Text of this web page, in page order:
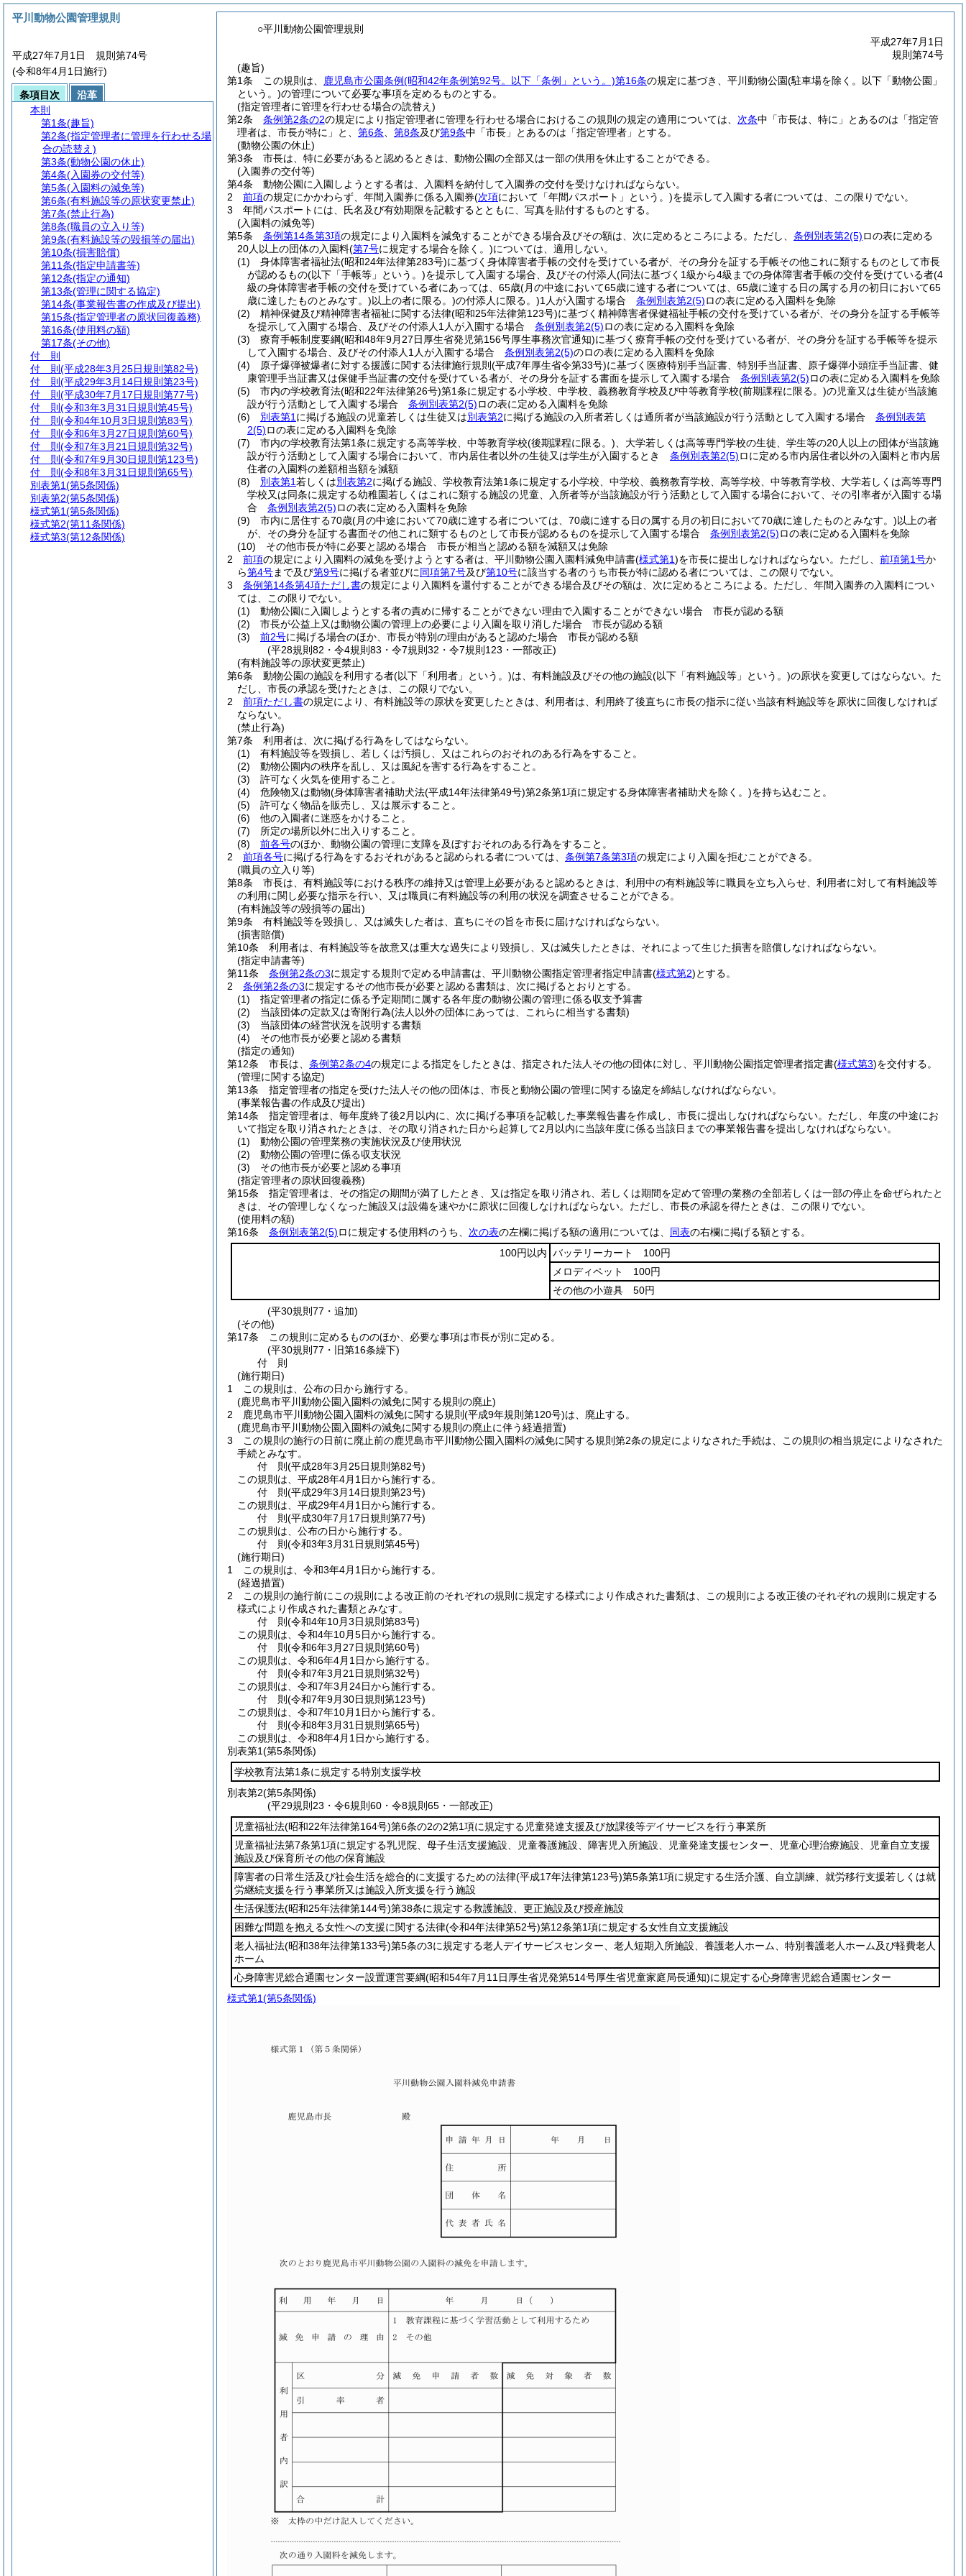
○平川動物公園管理規則
平成27年7月1日
規則第74号
(趣旨)
第1条
この規則は、 鹿児島市公園条例(昭和42年条例第92号。以下「条例」という。)第16条の規定に基づき、平川動物公園(駐車場を除く。以下「動物公園」
という。)の管理について必要な事項を定めるものとする。
(指定管理者に管理を行わせる場合の読替え)
第2条
条例第2条の2の規定により指定管理者に管理を行わせる場合におけるこの規則の規定の適用については、 次条中「市長は、特に」とあるのは「指定管
理者は、市長が特に」と、 第6条 第8条及び第9条中「市長」とあるのは「指定管理者」とする。
(動物公園の休止)
第3条
市長は、特に必要があると認めるときは、動物公園の全部又は一部の供用を休止することができる。
(入園券の交付等)
第4条
動物公園に入園しようとする者は、入園料を納付して入園券の交付を受けなければならない。
2
前項の規定にかかわらず、年間入園券に係る入園券(次項において「年間パスポート」という。)を提示して入園する者については、この限りでない。
3
年間パスポートには、氏名及び有効期限を記載するとともに、写真を貼付するものとする。
(入園料の減免等)
第5条
条例第14条第3項の規定により入園料を減免することができる場合及びその額は、次に定めるところによる。 ただし、 条例別表第2(5)ロの表に定める
20人以上の団体の入園料(第7号に規定する場合を除く。)については、適用しない。
(1)
身体障害者福祉法(昭和24年法律第283号)に基づく身体障害者手帳の交付を受けている者が、その身分を証する手帳その他これに類するものとして市長
が認めるもの(以下「手帳等」という。)を提示して入園する場合、及びその付添人(同法に基づく1級から4級までの身体障害者手帳の交付を受けている者(4
級の身体障害者手帳の交付を受けている者にあっては、65歳(月の中途において65歳に達する者については、65歳に達する日の属する月の初日において65
歳に達したものとみなす。)以上の者に限る。)の付添人に限る。)1人が入園する場合 条例別表第2(5)ロの表に定める入園料を免除
(2)
精神保健及び精神障害者福祉に関する法律(昭和25年法律第123号)に基づく精神障害者保健福祉手帳の交付を受けている者が、その身分を証する手帳等
を提示して入園する場合、及びその付添人1人が入園する場合 条例別表第2(5)ロの表に定める入園料を免除
(3)
療育手帳制度要綱(昭和48年9月27日厚生省発児第156号厚生事務次官通知)に基づく療育手帳の交付を受けている者が、その身分を証する手帳等を提示
して入園する場合、及びその付添人1人が入園する場合 条例別表第2(5)のロの表に定める入園料を免除
(4)
原子爆弾被爆者に対する援護に関する法律施行規則 (平成7年厚生省令第33号)に基づく医療特別手当証書、特別手当証書、原子爆弾小頭症手当証書、健
康管理手当証書又は保健手当証書の交付を受けている者が、その身分を証する書面を提示して入園する場合 条例別表第2(5)ロの表に定める入園料を免除
(5)
市内の学校教育法(昭和22年法律第26号)第1条に規定する小学校、中学校、義務教育学校及び中等教育学校(前期課程に限る。)の児童又は生徒が当該施
設が行う活動として入園する場合 条例別表第2(5)ロの表に定める入園料を免除
(6)
別表第1 に掲げる施設の児童若しくは生徒又は別表第2に掲げる施設の入所者若しくは通所者が当該施設が行う活動として入園する場合 条例別表第
2(5)ロの表に定める入園料を免除
(7)
市内の学校教育法第1条に規定する高等学校、中等教育学校(後期課程に限る。) 、大学若しくは高等専門学校の生徒、学生等の20人以上の団体が当該施
設が行う活動として入園する場合において、市内居住者以外の生徒又は学生が入園するとき 条例別表第2(5)ロに定める市内居住者以外の入園料と市内居
住者の入園料の差額相当額を減額
(8)
別表第1若しくは別表第2に掲げる施設、学校教育法第1条に規定する小学校、中学校、義務教育学校、高等学校、中等教育学校、大学若しくは高等専門
学校又は同条に規定する幼稚園若しくはこれに類する施設の児童、入所者等が当該施設が行う活動として入園する場合において、その引率者が入園する場
合 条例別表第2(5)ロの表に定める入園料を免除
(9)
市内に居住する70歳(月の中途において70歳に達する者については、70歳に達する日の属する月の初日において70歳に達したものとみなす。)以上の者
が、その身分を証する書面その他これに類するものとして市長が認めるものを提示して入園する場合 条例別表第2(5)ロの表に定める入園料を免除
(10)
その他市長が特に必要と認める場合 市長が相当と認める額を減額又は免除
2
前項の規定により入園料の減免を受けようとする者は、平川動物公園入園料減免申請書(様式第1)を市長に提出しなければならない。 ただし、 前項第1号か
ら第4号まで及び第9号に掲げる者並びに同項第7号及び第10号に該当する者のうち市長が特に認める者については、この限りでない。
3
条例第14条第4項ただし書の規定により入園料を還付することができる場合及びその額は、次に定めるところによる。 ただし、年間入園券の入園料につい
ては、この限りでない。
(1)
動物公園に入園しようとする者の責めに帰することができない理由で入園することができない場合 市長が認める額
(2)
市長が公益上又は動物公園の管理上の必要により入園を取り消した場合 市長が認める額
(3)
前2号に掲げる場合のほか、市長が特別の理由があると認めた場合 市長が認める額
(平28規則82・令4規則83・令7規則32・令7規則123・一部改正)
(有料施設等の原状変更禁止)
第6条
動物公園の施設を利用する者(以下「利用者」という。)は、有料施設及びその他の施設(以下「有料施設等」という。)の原状を変更してはならない。 た
だし、市長の承認を受けたときは、この限りでない。
2
前項ただし書の規定により、有料施設等の原状を変更したときは、利用者は、利用終了後直ちに市長の指示に従い当該有料施設等を原状に回復しなければ
ならない。
(禁止行為)
第7条
利用者は、次に掲げる行為をしてはならない。
(1)
有料施設等を毀損し、若しくは汚損し、又はこれらのおそれのある行為をすること。
(2)
動物公園内の秩序を乱し、又は風紀を害する行為をすること。
(3)
許可なく火気を使用すること。
(4)
危険物又は動物(身体障害者補助犬法(平成14年法律第49号)第2条第1項に規定する身体障害者補助犬を除く。)を持ち込むこと。
(5)
許可なく物品を販売し、又は展示すること。
(6)
他の入園者に迷惑をかけること。
(7)
所定の場所以外に出入りすること。
(8)
前各号のほか、動物公園の管理に支障を及ぼすおそれのある行為をすること。
2
前項各号に掲げる行為をするおそれがあると認められる者については、 条例第7条第3項の規定により入園を拒むことができる。
(職員の立入り等)
第8条
市長は、有料施設等における秩序の維持又は管理上必要があると認めるときは、利用中の有料施設等に職員を立ち入らせ、利用者に対して有料施設等
の利用に関し必要な指示を行い、又は職員に有料施設等の利用の状況を調査させることができる。
(有料施設等の毀損等の届出)
第9条
有料施設等を毀損し、又は滅失した者は、直ちにその旨を市長に届けなければならない。
(損害賠償)
第10条
利用者は、有料施設等を故意又は重大な過失により毀損し、又は滅失したときは、それによって生じた損害を賠償しなければならない。
(指定申請書等)
第11条
条例第2条の3に規定する規則で定める申請書は、平川動物公園指定管理者指定申請書(様式第2)とする。
2
条例第2条の3に規定するその他市長が必要と認める書類は、次に掲げるとおりとする。
(1)
指定管理者の指定に係る予定期間に属する各年度の動物公園の管理に係る収支予算書
(2)
当該団体の定款又は寄附行為(法人以外の団体にあっては、これらに相当する書類)
(3)
当該団体の経営状況を説明する書類
(4)
その他市長が必要と認める書類
(指定の通知)
第12条
市長は、 条例第2条の4の規定による指定をしたときは、指定された法人その他の団体に対し、平川動物公園指定管理者指定書(様式第3)を交付する。
(管理に関する協定)
第13条
指定管理者の指定を受けた法人その他の団体は、市長と動物公園の管理に関する協定を締結しなければならない。
(事業報告書の作成及び提出)
第14条
指定管理者は、毎年度終了後2月以内に、次に掲げる事項を記載した事業報告書を作成し、市長に提出しなければならない。 ただし、年度の中途にお
いて指定を取り消されたときは、その取り消された日から起算して2月以内に当該年度に係る当該日までの事業報告書を提出しなければならない。
(1)
動物公園の管理業務の実施状況及び使用状況
(2)
動物公園の管理に係る収支状況
(3)
その他市長が必要と認める事項
(指定管理者の原状回復義務)
第15条
指定管理者は、その指定の期間が満了したとき、又は指定を取り消され、若しくは期間を定めて管理の業務の全部若しくは一部の停止を命ぜられたと
きは、その管理しなくなった施設又は設備を速やかに原状に回復しなければならない。 ただし、市長の承認を得たときは、この限りでない。
(使用料の額)
第16条
条例別表第2(5)ロに規定する使用料のうち、 次の表の左欄に掲げる額の適用については、 同表の右欄に掲げる額とする。
100円以内 バッテリーカート 100円
メロディペット 100円
その他の小遊具 50円
(平30規則77・追加)
(その他)
第17条
この規則に定めるもののほか、必要な事項は市長が別に定める。
(平30規則77・旧第16条繰下)
付 則
(施行期日)
1
この規則は、公布の日から施行する。
(鹿児島市平川動物公園入園料の減免に関する規則の廃止)
2
鹿児島市平川動物公園入園料の減免に関する規則 (平成9年規則第120号)は、廃止する。
(鹿児島市平川動物公園入園料の減免に関する規則の廃止に伴う経過措置)
3
この規則の施行の日前に廃止前の鹿児島市平川動物公園入園料の減免に関する規則第2条の規定によりなされた手続は、この規則の相当規定によりなされた
手続とみなす。
付 則(平成28年3月25日規則第82号)
この規則は、平成28年4月1日から施行する。
付 則(平成29年3月14日規則第23号)
この規則は、平成29年4月1日から施行する。
付 則(平成30年7月17日規則第77号)
この規則は、公布の日から施行する。
付 則(令和3年3月31日規則第45号)
(施行期日)
1
この規則は、令和3年4月1日から施行する。
(経過措置)
2
この規則の施行前にこの規則による改正前のそれぞれの規則に規定する様式により作成された書類は、この規則による改正後のそれぞれの規則に規定する
様式により作成された書類とみなす。
付 則(令和4年10月3日規則第83号)
この規則は、令和4年10月5日から施行する。
付 則(令和6年3月27日規則第60号)
この規則は、令和6年4月1日から施行する。
付 則(令和7年3月21日規則第32号)
この規則は、令和7年3月24日から施行する。
付 則(令和7年9月30日規則第123号)
この規則は、令和7年10月1日から施行する。
付 則(令和8年3月31日規則第65号)
この規則は、令和8年4月1日から施行する。
別表第1(第5条関係)
学校教育法第1条に規定する特別支援学校
別表第2(第5条関係)
(平29規則23・令6規則60・令8規則65・一部改正)
児童福祉法(昭和22年法律第164号)第6条の2の2第1項に規定する児童発達支援及び放課後等デイサービスを行う事業所
児童福祉法第7条第1項に規定する乳児院、母子生活支援施設、児童養護施設、障害児入所施設、児童発達支援センター、児童心理治療施設、児童自立支援
施設及び保育所その他の保育施設
障害者の日常生活及び社会生活を総合的に支援するための法律(平成17年法律第123号)第5条第1項に規定する生活介護、自立訓練、就労移行支援若しくは就
労継続支援を行う事業所又は施設入所支援を行う施設
生活保護法(昭和25年法律第144号)第38条に規定する救護施設、更正施設及び授産施設
困難な問題を抱える女性への支援に関する法律(令和4年法律第52号)第12条第1項に規定する女性自立支援施設
老人福祉法(昭和38年法律第133号)第5条の3に規定する老人デイサービスセンター、老人短期入所施設、養護老人ホーム、特別養護老人ホーム及び軽費老人
ホーム
心身障害児総合通園センター設置運営要綱(昭和54年7月11日厚生省児発第514号厚生省児童家庭局長通知)に規定する心身障害児総合通園センター
様式第1(第5条関係)
平川動物公園管理規則
平成27年7月1日 規則第74号
(令和8年4月1日施行)
条項目次
沿革
本則
第1条(趣旨)
第2条(指定管理者に管理を行わせる場
合の読替え)
第3条(動物公園の休止)
第4条(入園券の交付等)
第5条(入園料の減免等)
第6条(有料施設等の原状変更禁止)
第7条(禁止行為)
第8条(職員の立入り等)
第9条(有料施設等の毀損等の届出)
第10条(損害賠償)
第11条(指定申請書等)
第12条(指定の通知)
第13条(管理に関する協定)
第14条(事業報告書の作成及び提出)
第15条(指定管理者の原状回復義務)
第16条(使用料の額)
第17条(その他)
付 則
付 則 (平成28年3月25日規則第82号)
付 則 (平成29年3月14日規則第23号)
付 則 (平成30年7月17日規則第77号)
付 則 (令和3年3月31日規則第45号)
付 則 (令和4年10月3日規則第83号)
付 則 (令和6年3月27日規則第60号)
付 則 (令和7年3月21日規則第32号)
付 則 (令和7年9月30日規則第123号)
付 則 (令和8年3月31日規則第65号)
別表第1(第5条関係)
別表第2(第5条関係)
様式第1(第5条関係)
様式第2(第11条関係)
様式第3(第12条関係)